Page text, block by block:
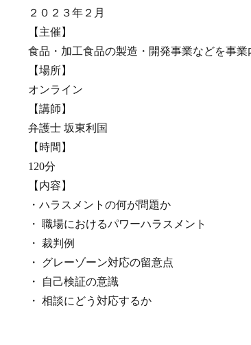
２０２３年２月
【主催】
食品・加工食品の製造・開発事業などを事
【場所】
オンライン
【講師】
弁護士 坂東利国
【時間】
120分
【内容】
・ハラスメントの何が問題か
・ 職場におけるパワーハラスメント
・ 裁判例
・ グレーゾーン対応の留意点
・ 自己検証の意識
・ 相談にどう対応するか